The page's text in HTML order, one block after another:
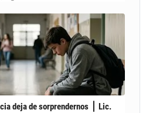
deja de sorprendernos ⎪ Lic.